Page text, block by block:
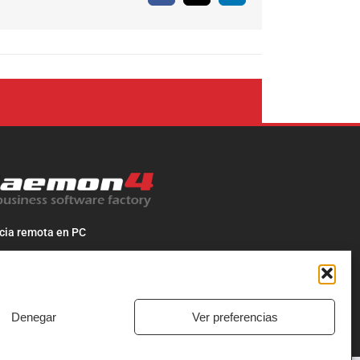
Denegar Ver preferencias
remota en PC
info@daemon4.com